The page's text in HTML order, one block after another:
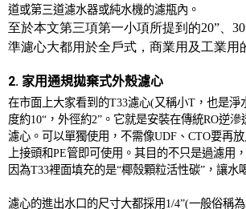
道或第三道濾水器或純水機的濾瓶內。
至於本文第三項第一小項所提到的20”
準濾心大都用於全戶式，商業用及工業用
2. 家用通規拋棄式外殼濾心
在市面上大家看到的T33濾心(又稱小T ，也是淨
度約10“，外徑約2” 。它就是安裝在傳統RO逆滲
濾心。可以單獨使用，不需像UDF 、 CTO要再
上接頭和PE管即可使用。其目的不只是過濾用
因為T33裡面填充的是“椰殼顆粒活性碳”，讓水
濾心的進出水口的尺寸大都採用1/4”(一般俗稱為